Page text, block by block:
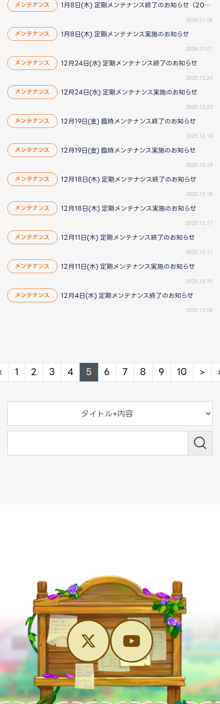
メンテナンス 1月8日(木) 定期メンテナンス終了のお知らせ（2026/1/8更新）
2026.01.08
メンテナンス 1月8日(木) 定期メンテナンス実施のお知らせ
2026.01.07
メンテナンス 12月24日(水) 定期メンテナンス終了のお知らせ
2025.12.24
メンテナンス 12月24日(水) 定期メンテナンス実施のお知らせ
2025.12.23
メンテナンス 12月19日(金) 臨時メンテナンス終了のお知らせ
2025.12.19
メンテナンス 12月19日(金) 臨時メンテナンス実施のお知らせ
2025.12.19
メンテナンス 12月18日(木) 定期メンテナンス終了のお知らせ
2025.12.18
メンテナンス 12月18日(木) 定期メンテナンス実施のお知らせ
2025.12.17
メンテナンス 12月11日(木) 定期メンテナンス終了のお知らせ
2025.12.11
メンテナンス 12月11日(木) 定期メンテナンス実施のお知らせ
2025.12.10
メンテナンス 12月4日(木) 定期メンテナンス終了のお知らせ
2025.12.04
Previous
1 2 3 4 5 6 7 8 9 10 >